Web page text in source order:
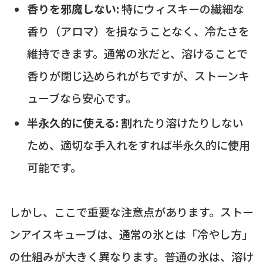
香りを邪魔しない:特にウィスキーの繊細な
香り（アロマ）を損なうことなく、冷たさを
維持できます。通常の氷だと、溶けることで
香りが閉じ込められがちですが、ストーンキ
ューブなら安心です。
半永久的に使える: 割れたり溶けたりしない
ため、適切な手入れをすれば半永久的に使用
可能です。
しかし、ここで重要な注意点があります。ストー
ンアイスキューブは、通常の氷とは「冷やし方」
の仕組みが大きく異なります。普通の氷は、溶け